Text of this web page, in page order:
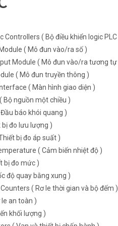
Controllers ( Bộ điều khiển logic
( Mô đun vào/ra số )
Module ( Mô đun vào/ra tương tự
( Mô đun truyền thông )
( Màn hình giao diện )
Bộ nguồn một chiều )
báo khói quang )
bị đo lưu lượng )
bị đo áp suất )
( Cảm biến nhiệt độ )
bị đo mức )
độ quay bằng xung )
( Rơ le thời gian và bộ đếm )
an toàn )
khối lượng )